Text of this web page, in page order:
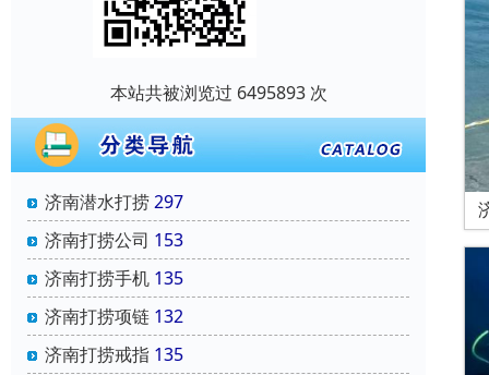
本站共被浏览过 6495893 次
济南潜水打捞297
济南打捞公司 153
济南打捞手机 135
济南打捞项链 132
济南打捞戒指 135